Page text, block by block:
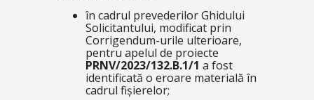
în cadrul prevederilor Ghidului
Solicitantului, modificat prin
Corrigendum-urile ulterioare,
pentru apelul de proiecte
PRNV/2023/132.B.1/1 a fost
identificată o eroare materială în
cadrul fișierelor;